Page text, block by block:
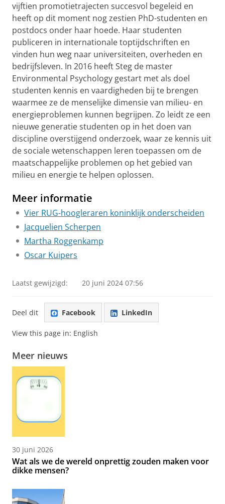
vijftien promotietrajecten succesvol begeleid en
heeft op dit moment nog zestien PhD-studenten en
postdocs onder haar hoede. Haar studenten
publiceren in internationale toptijdschriften en
vinden hun weg naar universiteiten, overheden en
bedrijfsleven. In 2016 heeft Steg de master
Environmental Psychology gestart met als doel
studenten kennis en vaardigheden bij te brengen
waarmee ze de menselijke dimensie van milieu- en
energieproblemen kunnen begrijpen. Zo leidt ze een
nieuwe generatie studenten op in het doen van
discipline overstijgend onderzoek, waar ze kennis uit
de sociale wetenschappen leren toepassen om de
maatschappelijke problemen op het gebied van
milieu en energie te helpen oplossen.
Meer informatie
Vier RUG-hoogleraren koninklijk onderscheiden
Jacquelien Scherpen
Martha Roggenkamp
Oscar Kuipers
Laatst gewijzigd: 20 juni 2024 07:56
Deel dit Facebook LinkedIn
View this page in: English
Meer nieuws
30 juni 2026
Wat als we de wereld onprettig zouden maken voor
dikke mensen?